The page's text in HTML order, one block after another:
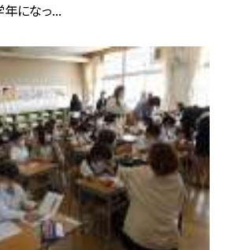
年になっ...